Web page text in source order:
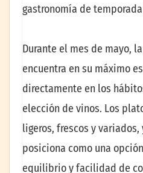
gastronomía de temporada
Durante el mes de mayo,
encuentra en su máximo
directamente en los
elección de vinos. Los
ligeros, frescos y
posiciona como una
equilibrio y facilidad de